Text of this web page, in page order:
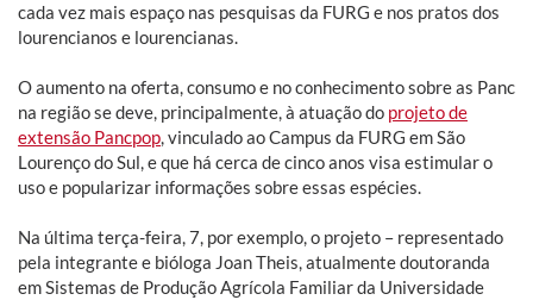
cada vez mais espaço nas pesquisas da FURG e nos pratos dos
lourencianos e lourencianas.
O aumento na oferta, consumo e no conhecimento sobre as Panc
na região se deve, principalmente, à atuação do projeto de
extensão Pancpop, vinculado ao Campus da FURG em São
Lourenço do Sul, e que há cerca de cinco anos visa estimular o
uso e popularizar informações sobre essas espécies.
Na última terça-feira, 7, por exemplo, o projeto – representado
pela integrante e bióloga Joan Theis, atualmente doutoranda
em Sistemas de Produção Agrícola Familiar da Universidade